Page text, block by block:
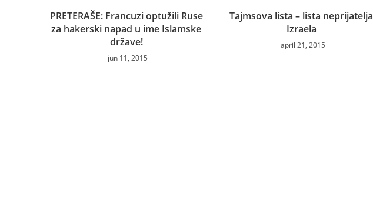
PRETERAŠE: Francuzi optužili Ruse
za hakerski napad u ime Islamske
države!
jun 11, 2015
Tajmsova lista – lista neprijatelja
Izraela
april 21, 2015